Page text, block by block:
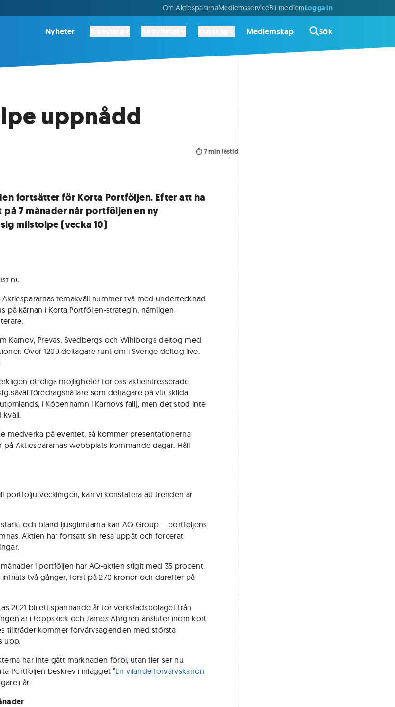
Om AktiespararnaMedlemsserviceBli medlemLogga in
Nyheter Medlemskap Sök
uppnådd
7min lästid
fortsätter för Korta Portföljen. Efter att ha
7 månader når portföljen en ny
milstolpe (vecka 10)
nu.
temakväll nummer två med undertecknad.
på kärnan i Korta Portföljen-strategin, nämligen
Karnov, Prevas, Svedbergs och Wihlborgs deltog med
Över 1200 deltagare runt om i Sverige deltog live.
otroliga möjligheter för oss aktieintresserade.
såväl föredragshållare som deltagare på vitt skilda
i Köpenhamn i Karnovs fall), men det stod inte
kväll.
medverka på eventet, så kommer presentationerna
på Aktiespararnas webbplats kommande dagar. Håll
portföljutvecklingen, kan vi konstatera att trenden är
och bland ljusglimtarna kan AQ Group – portföljens
Aktien har fortsatt sin resa uppåt och forcerat
i portföljen har AQ-aktien stigit med 35 procent.
infriats två gånger, först på 270 kronor och därefter på
2021 bli ett spännande år för verkstadsbolaget från
är i toppskick och James Ahrgren ansluter inom kort
tillträder kommer förvärvsagenden med största
upp.
har inte gått marknaden förbi, utan fler ser nu
Portföljen beskrev i inlägget ”En vilande förvärvskanon
i år.